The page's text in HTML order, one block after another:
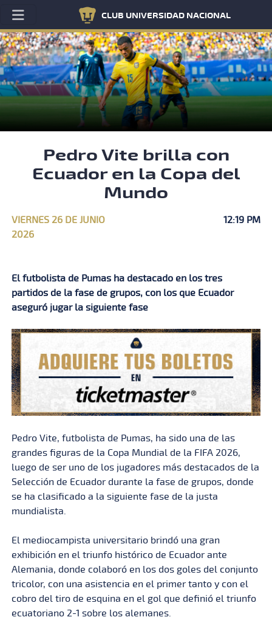
CLUB UNIVERSIDAD NACIONAL
Pedro Vite brilla con
Ecuador en la Copa del
Mundo
VIERNES 26 DE JUNIO
2026
12:19 PM
El futbolista de Pumas ha destacado en los tres
partidos de la fase de grupos, con los que Ecuador
aseguró jugar la siguiente fase
Pedro Vite, futbolista de Pumas, ha sido una de las
grandes figuras de la Copa Mundial de la FIFA 2026,
luego de ser uno de los jugadores más destacados de la
Selección de Ecuador durante la fase de grupos, donde
se ha clasificado a la siguiente fase de la justa
mundialista.
El mediocampista universitario brindó una gran
exhibición en el triunfo histórico de Ecuador ante
Alemania, donde colaboró en los dos goles del conjunto
tricolor, con una asistencia en el primer tanto y con el
cobro del tiro de esquina en el gol que definió el triunfo
ecuatoriano 2-1 sobre los alemanes.